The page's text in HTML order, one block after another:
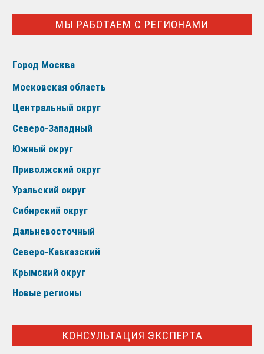
МЫ РАБОТАЕМ С РЕГИОНАМИ
Город Москва
Московская область
Центральный округ
Северо-Западный
Южный округ
Приволжский округ
Уральский округ
Сибирский округ
Дальневосточный
Северо-Кавказский
Крымский округ
Новые регионы
КОНСУЛЬТАЦИЯ ЭКСПЕРТА